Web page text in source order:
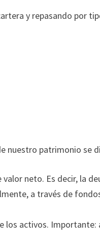
y repasando por
nuestro patrimonio se
neto. Es decir, la
a través de
los activos.